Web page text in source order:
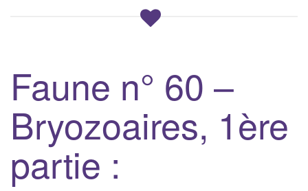
Faune n° 60 –
Bryozoaires, 1ère
partie :